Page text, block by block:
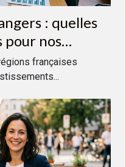
: quelles
pour nos
françaises